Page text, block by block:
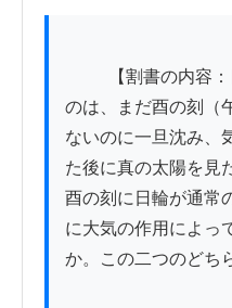
のは、まだ酉の刻（
ないのに一旦沈み、
た後に真の太陽を見
酉の刻に日輪が通常
に大気の作用によっ
か。この二つのどち